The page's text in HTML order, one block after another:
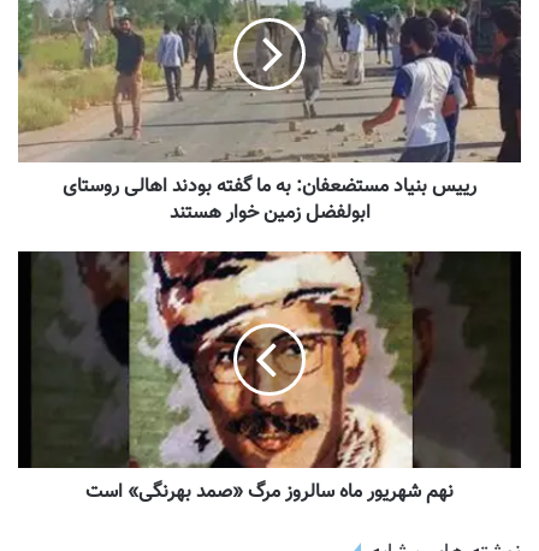
رییس بنیاد مستضعفان: به ما گفته بودند اهالی روستای
ابولفضل زمین خوار هستند
نهم شهریور ماه سالروز مرگ «صمد بهرنگی» است